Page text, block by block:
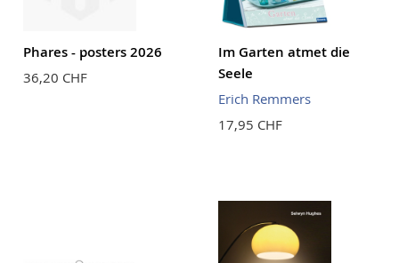
Phares - posters 2026
36,20 CHF
Im Garten atmet die
Seele
Erich Remmers
17,95 CHF